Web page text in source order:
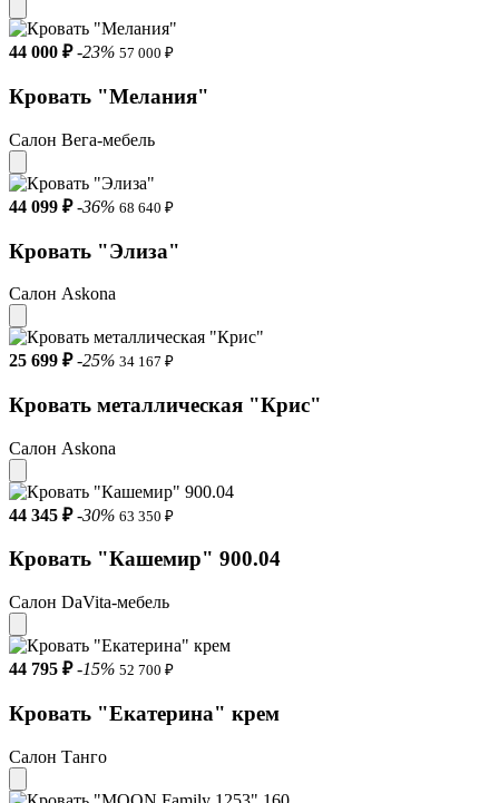
44 000 ₽ -23% 57 000 ₽
Кровать "Мелания"
Салон Вега-мебель
44 099 ₽ -36% 68 640 ₽
Кровать "Элиза"
Салон Askona
25 699 ₽ -25% 34 167 ₽
Кровать металлическая "Крис"
Салон Askona
44 345 ₽ -30% 63 350 ₽
Кровать "Кашемир" 900.04
Салон DaVita-мебель
44 795 ₽ -15% 52 700 ₽
Кровать "Екатерина" крем
Салон Танго